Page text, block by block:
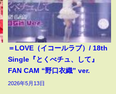
＝LOVE（イコールラブ）/ 18th
Single『とくべチュ、して』
FAN CAM “野口衣織” ver.
2026年5月13日